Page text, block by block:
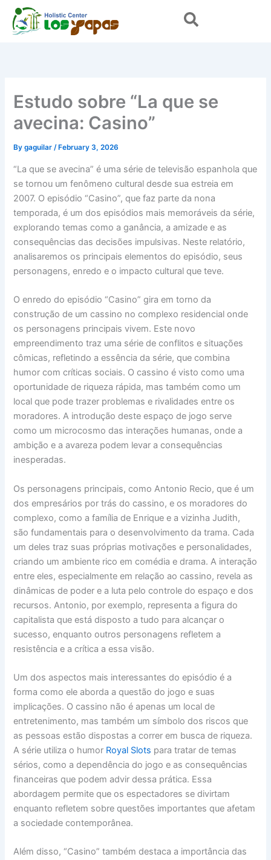
Skip
content
Estudo sobre “La que se
avecina: Casino”
Bygaguilar/ February 3, 2026
“La que se avecina” é uma série de televisão espanhola que
se tornou um fenômeno cultural desde sua estreia em
2007. O episódio “Casino”, que faz parte da nona
temporada, é um dos episódios mais memoráveis da série,
explorando temas como a ganância, a amizade e as
consequências das decisões impulsivas. Neste relatório,
analisaremos os principais elementos do episódio, seus
personagens, enredo e o impacto cultural que teve.
O enredo do episódio “Casino” gira em torno da
construção de um cassino no complexo residencial onde
os personagens principais vivem. Este novo
empreendimento traz uma série de conflitos e situações
cômicas, refletindo a essência da série, que combina
humor com críticas sociais. O cassino é visto como uma
oportunidade de riqueza rápida, mas também como um
local que pode trazer problemas e rivalidades entre os
moradores. A introdução deste espaço de jogo serve
como um microcosmo das interações humanas, onde a
ambição e a avareza podem levar a consequências
inesperadas.
Os personagens principais, como Antonio Recio, que é um
dos empresários por trás do cassino, e os moradores do
complexo, como a família de Enrique e a vizinha Judith,
são fundamentais para o desenvolvimento da trama. Cada
um deles traz suas próprias motivações e personalidades,
criando um ambiente rico em comédia e drama. A interação
entre eles, especialmente em relação ao cassino, revela as
dinâmicas de poder e a luta pelo controle do espaço e dos
recursos. Antonio, por exemplo, representa a figura do
capitalista que está disposto a tudo para alcançar o
sucesso, enquanto outros personagens refletem a
resistência e a crítica a essa visão.
Um dos aspectos mais interessantes do episódio é a
forma como ele aborda a questão do jogo e suas
implicações. O cassino não é apenas um local de
entretenimento, mas também um símbolo dos riscos que
as pessoas estão dispostas a correr em busca de riqueza.
A série utiliza o humor Royal Slots para tratar de temas
sérios, como a dependência do jogo e as consequências
financeiras que podem advir dessa prática. Essa
abordagem permite que os espectadores se divirtam
enquanto refletem sobre questões importantes que afetam
a sociedade contemporânea.
Além disso, “Casino” também destaca a importância das